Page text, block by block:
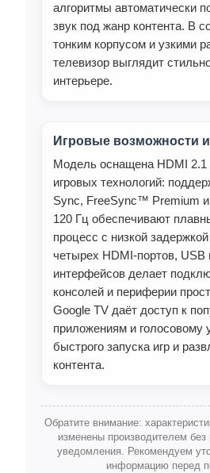
алгоритмы автоматически
звук под жанр контента. В
тонким корпусом и узкими
телевизор выглядит
интерьере.
Игровые возможности
Модель оснащена HDMI 2.1
игровых технологий:
Sync, FreeSync™ Premium и
120 Гц обеспечивают
процесс с низкой
четырех HDMI-портов, USB
интерфейсов делает
консолей и периферии
Google TV даёт доступ к
приложениям и голосовому
быстрого запуска игр и
контента.
Обратите внимание:
изменены производителем без
уведомления. Рекомендуем
информацию перед